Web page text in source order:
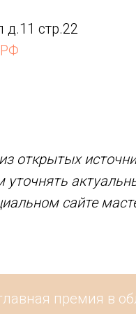
д.11 стр.22
открытых
сайте
премия в